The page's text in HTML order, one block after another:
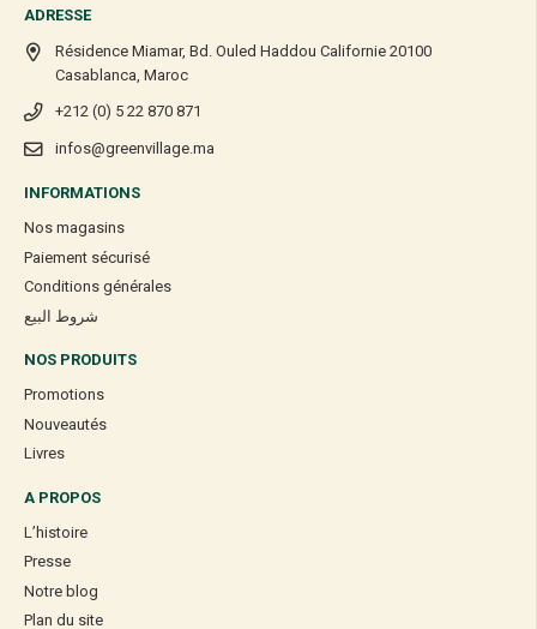
ADRESSE
Résidence Miamar, Bd. Ouled Haddou Californie 20100
Casablanca, Maroc
+212 (0) 5 22 870 871
infos@greenvillage.ma
INFORMATIONS
Nos magasins
Paiement sécurisé
Conditions générales
شروط البيع
NOS PRODUITS
Promotions
Nouveautés
Livres
A PROPOS
L’histoire
Presse
Notre blog
Plan du site